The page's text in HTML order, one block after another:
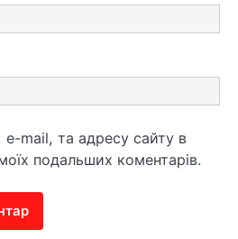
e-mail, та адресу сайту в
подальших коментарів.